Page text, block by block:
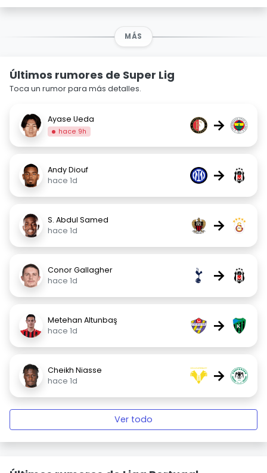
MÁS
Últimos rumores de Super Lig
Toca un rumor para más detalles.
Ayase Ueda
hace 9h →
Andy Diouf
hace 1d
→
S. Abdul Samed
hace 1d
→
Conor Gallagher
hace 1d
→
Metehan Altunbaş
hace 1d
→
Cheikh Niasse
hace 1d
→
Ver todo